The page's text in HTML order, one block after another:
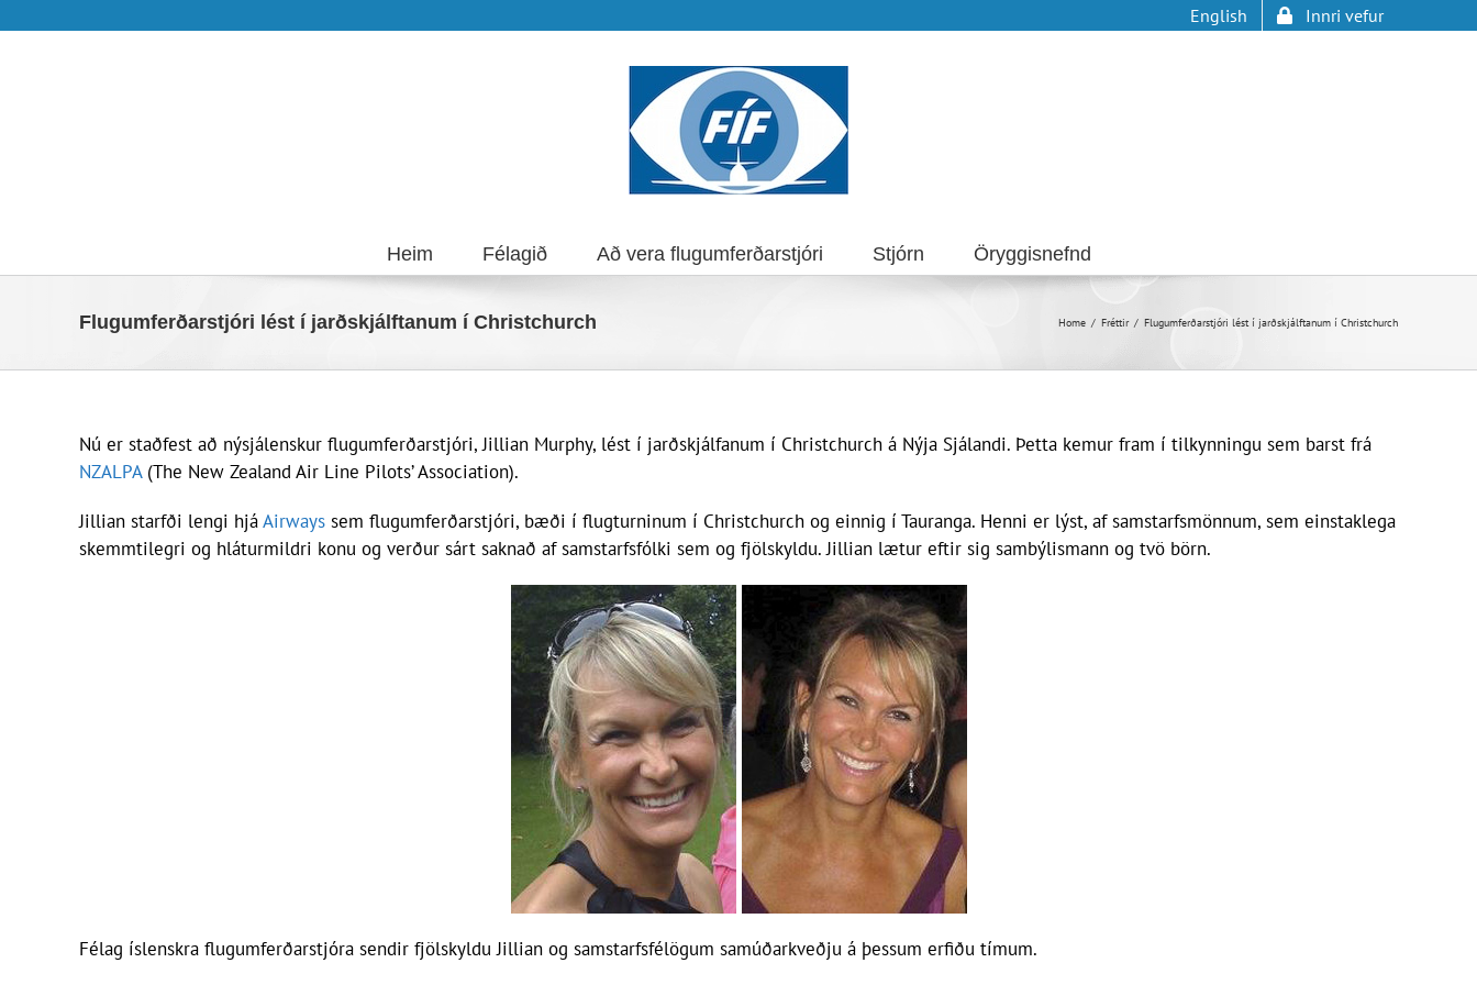
English Innri vefur
Heim Félagið Að vera flugumferðarstjóri Stjórn Öryggisnefnd
Flugumferðarstjóri lést í jarðskjálftanum í Christchurch Home Fréttir Flugumferðarstjóri lést í jarðskjálftanum í Christchurch
Nú er staðfest að nýsjálenskur flugumferðarstjóri, Jillian Murphy, lést í jarðskjálfanum í Christchurch á Nýja Sjálandi. Þetta kemur fram í tilkynningu sem barst frá
NZALPA (The New Zealand Air Line Pilots’ Association).
Jillian starfði lengi hjáAirways sem flugumferðarstjóri, bæði í flugturninum í Christchurch og einnig í Tauranga. Henni er lýst, af samstarfsmönnum, sem einstaklega
skemmtilegri og hláturmildri konu og verður sárt saknað af samstarfsfólki sem og fjölskyldu. Jillian lætur eftir sig sambýlismann og tvö börn.
Félag íslenskra flugumferðarstjóra sendir fjölskyldu Jillian og samstarfsfélögum samúðarkveðju á þessum erfiðu tímum.